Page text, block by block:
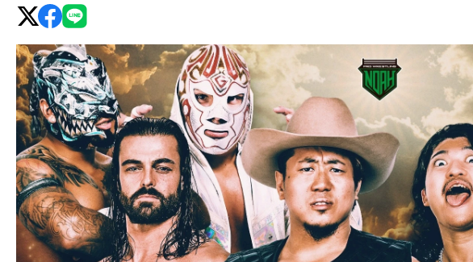
グ・
ノ
ア
公
式
サ
イ
ト